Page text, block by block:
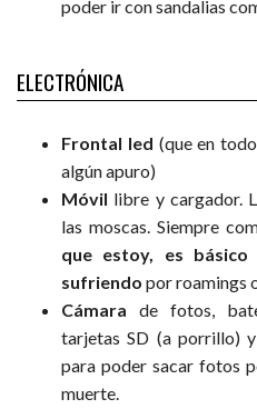
poder ir con sandalias
ELECTRÓNICA
Frontal led (que en
algún apuro)
Móvil libre y cargador.
las moscas. Siempre
que estoy, es
sufriendo por roamings
Cámara de fotos,
tarjetas SD (a porrillo)
para poder sacar fotos
muerte.